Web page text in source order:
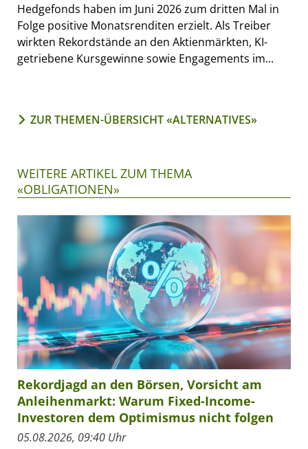
Hedgefonds haben im Juni 2026 zum dritten Mal in
Folge positive Monatsrenditen erzielt. Als Treiber
wirkten Rekordstände an den Aktienmärkten, KI-
getriebene Kursgewinne sowie Engagements im...
ZUR THEMEN-ÜBERSICHT «ALTERNATIVES»
WEITERE ARTIKEL ZUM THEMA
«OBLIGATIONEN»
Rekordjagd an den Börsen, Vorsicht am
Anleihenmarkt: Warum Fixed-Income-
Investoren dem Optimismus nicht folgen
05.08.2026, 09:40 Uhr